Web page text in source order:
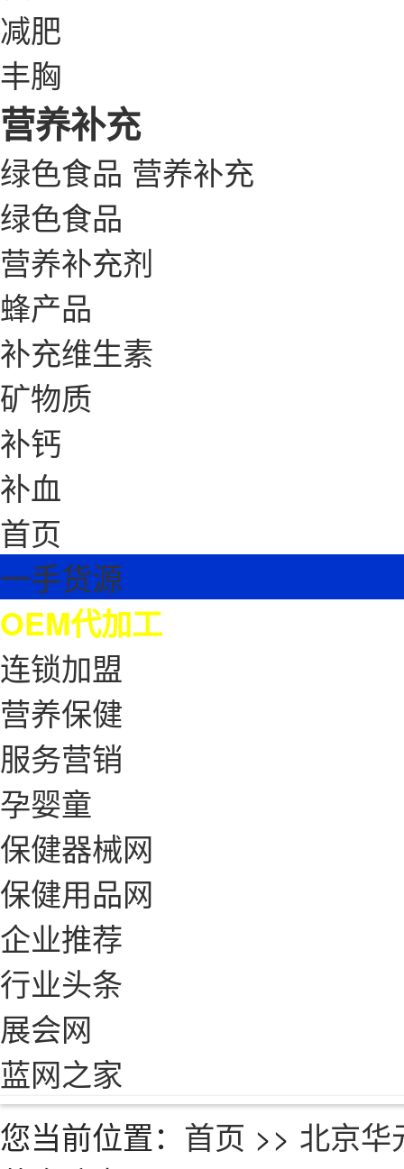
减肥
丰胸
营养补充
绿色食品 营养补充
绿色食品
营养补充剂
蜂产品
补充维生素
矿物质
补钙
补血
首页
一手货源
OEM代加工
连锁加盟
营养保健
服务营销
孕婴童
保健器械网
保健用品网
企业推荐
行业头条
展会网
蓝网之家
您当前位置： 首页 >> 北京华